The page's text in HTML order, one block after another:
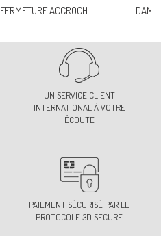
FERMETURE ACCROCH...
UN SERVICE CLIENT
INTERNATIONAL À VOTRE
ÉCOUTE
PAIEMENT SÉCURISÉ PAR LE
PROTOCOLE 3D SECURE